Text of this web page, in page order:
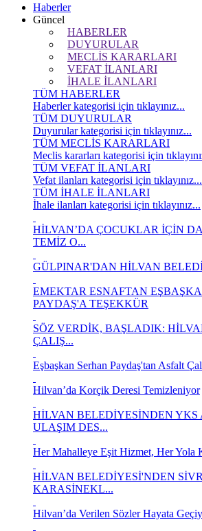
Haberler
Güncel
HABERLER
DUYURULAR
MECLİS KARARLARI
VEFAT İLANLARI
İHALE İLANLARI
TÜM HABERLER
Haberler kategorisi için tıklayınız...
TÜM DUYURULAR
Duyurular kategorisi için tıklayınız...
TÜM MECLİS KARARLARI
Meclis kararları kategorisi için
TÜM VEFAT İLANLARI
Vefat ilanları kategorisi için tıklayınız...
TÜM İHALE İLANLARI
İhale ilanları kategorisi için tıklayınız...
HİLVAN’DA ÇOCUKLAR İÇİN
TEMİZ O...
GÜLPINAR'DAN HİLVAN
EMEKTAR ESNAFTAN
PAYDAŞ'A TEŞEKKÜR
SÖZ VERDİK, BAŞLADIK:
ÇALIŞ...
Eşbaşkan Serhan Paydaş'tan Asfalt
Hilvan’da Korçik Deresi Temizleniyor
HİLVAN BELEDİYESİNDEN
ULAŞIM DES...
Her Mahalleye Eşit Hizmet, Her Yola
HİLVAN BELEDİYESİ'NDEN
KARASİNEKL...
Hilvan’da Verilen Sözler Hayata